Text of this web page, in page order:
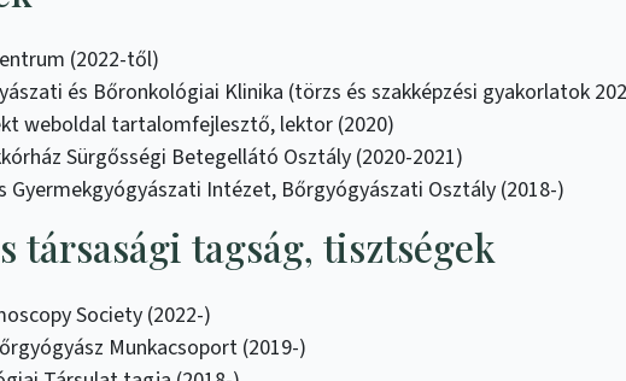
(2022-től)
és Bőronkológiai Klinika (törzs és szakképzési gyakorlatok
weboldal tartalomfejlesztő, lektor (2020)
Sürgősségi Betegellátó Osztály (2020-2021)
Gyermekgyógyászati Intézet, Bőrgyógyászati Osztály (2018-)
társasági tagság, tisztségek
Society (2022-)
Munkacsoport (2019-)